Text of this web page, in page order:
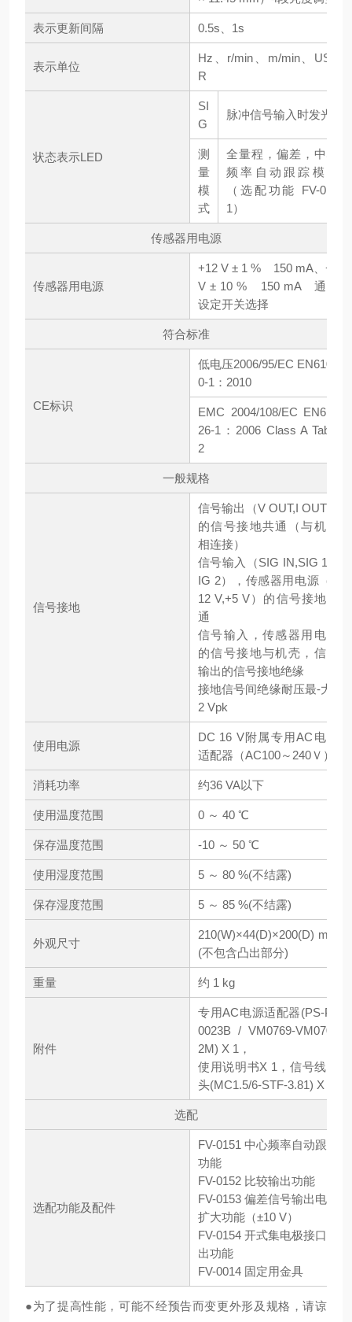
表示更新间隔 0.5s、1s
表示单位
Hz、r/min、m/min、USE
R
状态表示LED
SI
G
脉冲信号输入时发光
测
量
模
式
全量程，偏差，中心
频率自动跟踪模式
（选配功能 FV-015
1）
传感器用电源
传感器用电源
+12 V ± 1 % 150 mA、+5
V ± 10 % 150 mA 通过
设定开关选择
符合标准
CE标识
低电压2006/95/EC EN6101
0-1：2010
EMC 2004/108/EC EN613
26-1：2006 Class A Table
2
一般规格
信号接地
信号输出（V OUT,I OUT）
的信号接地共通（与机壳
相连接）
信号输入（SIG IN,SIG 1,S
IG 2），传感器用电源（+
12 V,+5 V）的信号接地共
通
信号输入，传感器用电源
的信号接地与机壳，信号
输出的信号接地绝缘
接地信号间绝缘耐压最-大4
2 Vpk
使用电源
DC 16 V附属专用AC电源
适配器（AC100～240Ｖ）
消耗功率 约36 VA以下
使用温度范围 0 ～ 40 ℃
保存温度范围 -10 ～ 50 ℃
使用湿度范围 5 ～ 80 %(不结露)
保存湿度范围 5 ～ 85 %(不结露)
外观尺寸
210(W)×44(D)×200(D) mm
(不包含凸出部分)
重量 约 1 kg
附件
专用AC电源适配器(PS-P2
0023B / VM0769-VM0700
2M) X 1，
使用说明书X 1，信号线接
头(MC1.5/6-STF-3.81) X 1
选配
选配功能及配件
FV-0151 中心频率自动跟踪
功能
FV-0152 比较输出功能
FV-0153 偏差信号输出电压
扩大功能（±10 V）
FV-0154 开式集电极接口输
出功能
FV-0014 固定用金具
●为了提高性能，可能不经预告而变更外形及规格，请谅